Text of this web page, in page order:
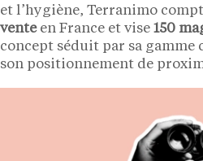
et l’hygiène, Terranimo
venteen France et vise 150
concept séduit par sa
son positionnement de